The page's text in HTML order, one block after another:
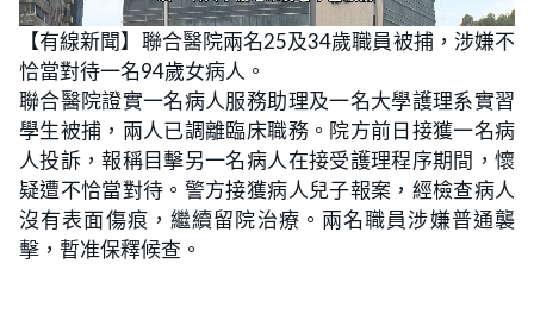
m
u
t
L
o
a
d
e
d
6
7
.
%
【有線新聞】聯合醫院兩名25及34歲職員被捕，涉嫌不
恰當對待一名94歲女病人。
聯合醫院證實一名病人服務助理及一名大學護理系實習
學生被捕，兩人已調離臨床職務。院方前日接獲一名病
人投訴，報稱目擊另一名病人在接受護理程序期間，懷
疑遭不恰當對待。警方接獲病人兒子報案，經檢查病人
沒有表面傷痕，繼續留院治療。兩名職員涉嫌普通襲
擊，暫准保釋候查。